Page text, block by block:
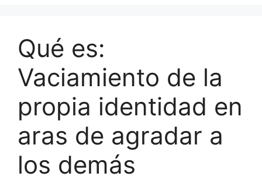
Qué es:
Vaciamiento de la
propia identidad en
aras de agradar a
los demás